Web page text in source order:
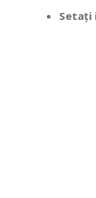
Setați